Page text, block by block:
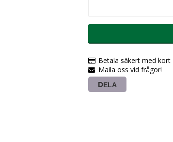
Betala säkert med kort
Maila oss vid frågor!
DELA